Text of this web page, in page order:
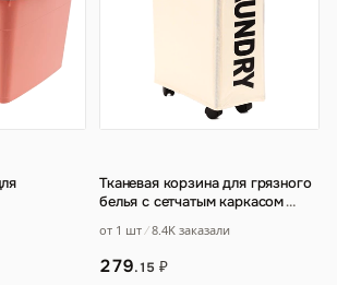
Тканевая корзина для грязного
белья с сетчатым каркасом…
от 1 шт 8.4K заказали
279.15 ₽